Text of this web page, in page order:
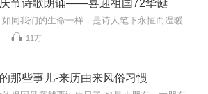
节诗歌朗诵——喜迎祖国72华诞
11万
那些事儿-来历由来风俗习惯